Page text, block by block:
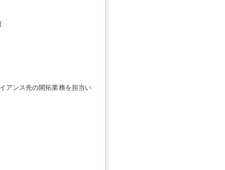
アンス先の開拓業務を担当い